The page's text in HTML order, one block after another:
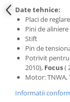
Scule fixare
Alfa romeo
Audi
Bmw
Chevrolet
Chrysler
Citroen
Date tehnice:
Placi de
Pini de
Stift
Pin de
Potrivit
2010), Focus(
Motor: TNWA,
Informatii